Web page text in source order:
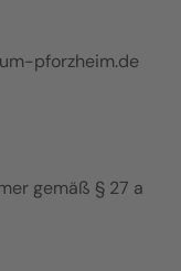
pforzheim.de
gemäß § 27 a